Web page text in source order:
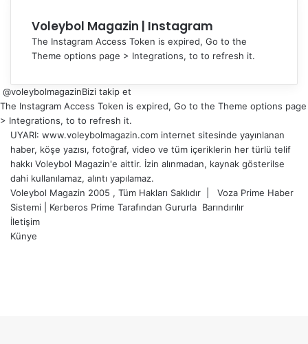
Voleybol Magazin | Instagram
The Instagram Access Token is expired, Go to the
Theme options page > Integrations, to to refresh it.
@voleybolmagazinBizi takip et
The Instagram Access Token is expired, Go to the Theme options page
> Integrations, to to refresh it.
UYARI: www.voleybolmagazin.com internet sitesinde yayınlanan
haber, köşe yazısı, fotoğraf, video ve tüm içeriklerin her türlü telif
hakkı Voleybol Magazin'e aittir. İzin alınmadan, kaynak gösterilse
dahi kullanılamaz, alıntı yapılamaz.
Voleybol Magazin 2005 , Tüm Hakları Saklıdır | Voza Prime Haber
Sistemi
Kerberos Prime Tarafından Gururla Barındırılır
İletişim
Künye